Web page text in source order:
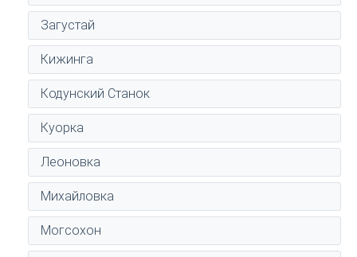
Загустай
Кижинга
Кодунский Станок
Куорка
Леоновка
Михайловка
Могсохон